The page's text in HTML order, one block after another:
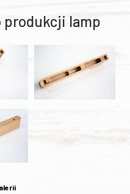
produkcji lamp